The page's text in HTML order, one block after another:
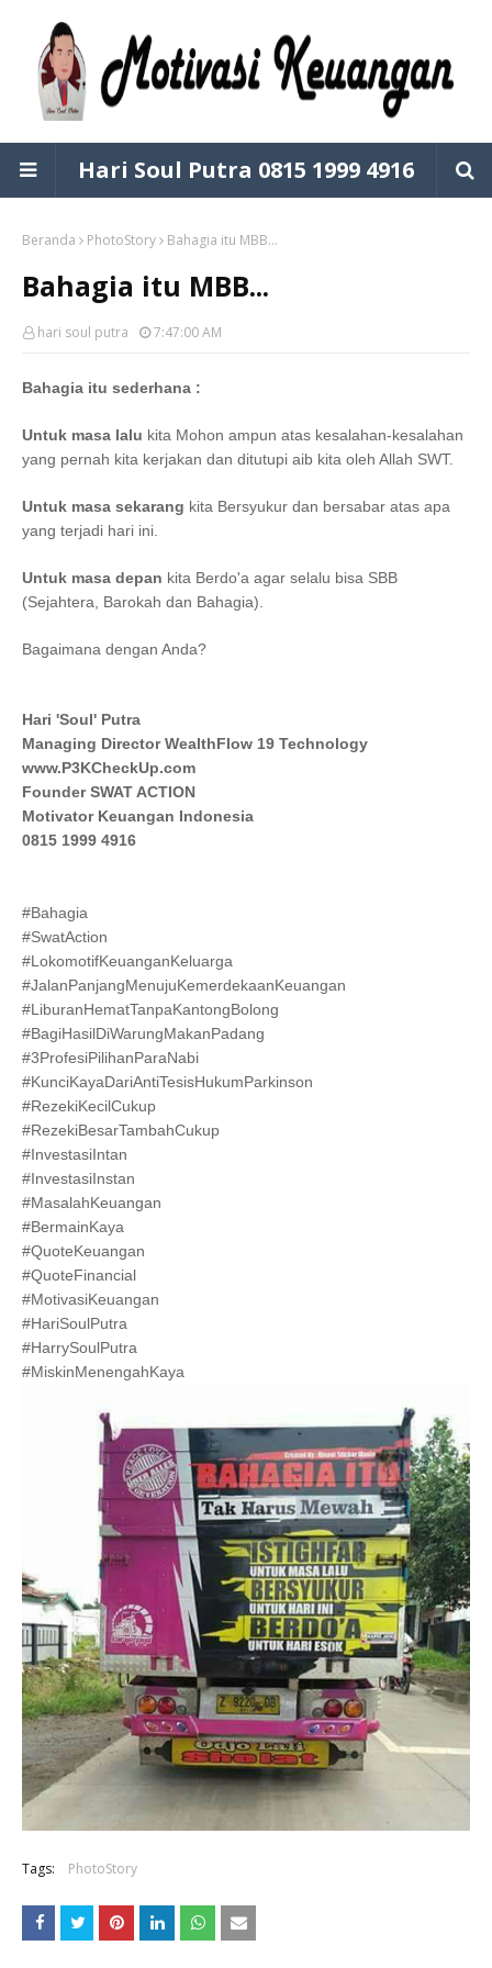
Hari Soul Putra 0815 1999 4916
Beranda PhotoStory Bahagia itu MBB...
Bahagia itu MBB...
hari soul putra 7:47:00 AM
Bahagia itu sederhana :
Untuk masa lalu kita Mohon ampun atas kesalahan-kesalahan
yang pernah kita kerjakan dan ditutupi aib kita oleh Allah SWT.
Untuk masa sekarang kita Bersyukur dan bersabar atas apa
yang terjadi hari ini.
Untuk masa depan kita Berdo'a agar selalu bisa SBB
(Sejahtera, Barokah dan Bahagia).
Bagaimana dengan Anda?
Hari 'Soul' Putra
Managing Director WealthFlow 19 Technology
www.P3KCheckUp.com
Founder SWAT ACTION
Motivator Keuangan Indonesia
0815 1999 4916
#Bahagia
#SwatAction
#LokomotifKeuanganKeluarga
#JalanPanjangMenujuKemerdekaanKeuangan
#LiburanHematTanpaKantongBolong
#BagiHasilDiWarungMakanPadang
#3ProfesiPilihanParaNabi
#KunciKayaDariAntiTesisHukumParkinson
#RezekiKecilCukup
#RezekiBesarTambahCukup
#InvestasiIntan
#InvestasiInstan
#MasalahKeuangan
#BermainKaya
#QuoteKeuangan
#QuoteFinancial
#MotivasiKeuangan
#HariSoulPutra
#HarrySoulPutra
#MiskinMenengahKaya
Tags: PhotoStory